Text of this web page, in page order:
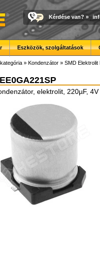
Kérdése van? »
Eszközök, szolgáltatások
» Kondenzátor » SMD
elektrolit, 220µF,